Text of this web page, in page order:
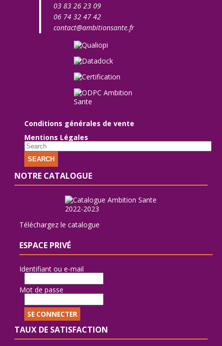
03 83 26 23 09
06 74 32 47 42
contact@ambitionsante.fr
Conditions générales de vente
Mentions Légales
SEARCH
NOTRE CATALOGUE
Téléchargez le catalogue
ESPACE PRIVÉ
Identifiant ou e-mail
Mot de passe
TAUX DE SATISFACTION